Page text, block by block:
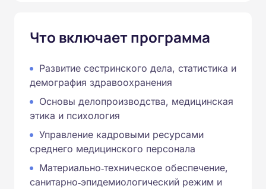
Что включает программа
Развитие сестринского дела, статистика и
демография здравоохранения
Основы делопроизводства, медицинская
этика и психология
Управление кадровыми ресурсами
среднего медицинского персонала
Материально‑техническое обеспечение,
санитарно‑эпидемиологический режим и